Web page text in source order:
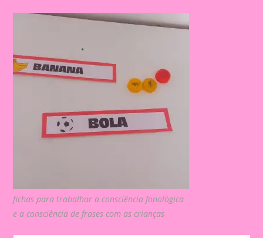
fichas para trabalhar a consciência fonológica
e a consciência de frases com as crianças